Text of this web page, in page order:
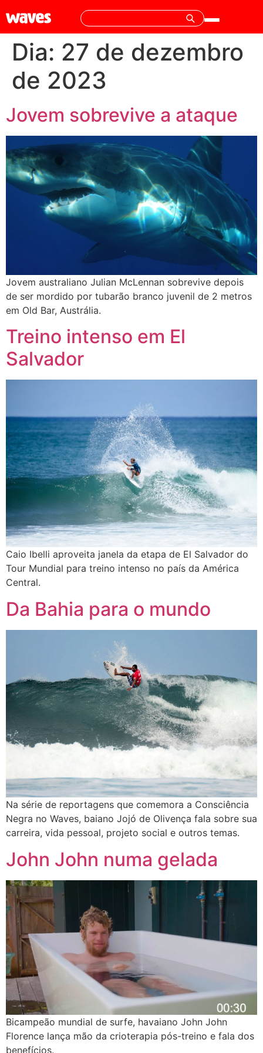
Dia: 27 de dezembro
de 2023
Jovem sobrevive a ataque
Jovem australiano Julian McLennan sobrevive depois
de ser mordido por tubarão branco juvenil de 2 metros
em Old Bar, Austrália.
Treino intenso em El
Salvador
Caio Ibelli aproveita janela da etapa de El Salvador do
Tour Mundial para treino intenso no país da América
Central.
Da Bahia para o mundo
Na série de reportagens que comemora a Consciência
Negra no Waves, baiano Jojó de Olivença fala sobre sua
carreira, vida pessoal, projeto social e outros temas.
John John numa gelada
Bicampeão mundial de surfe, havaiano John John
Florence lança mão da crioterapia pós-treino e fala dos
benefícios.